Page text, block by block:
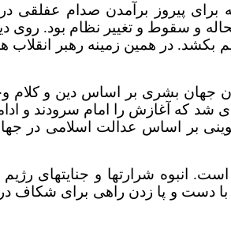
برای پیروز برآمدن صدام
و تسلیم بکشد. در همین زمینه رهبر
و تمدن جهان بشری بر اساس دین و
شد که آغازش را امام سرودند و
برای تحقق نظم نوینی بر اساس عدالت
شرارتها و جنایتهای رژیم
با دست و پا زدن راهی برای